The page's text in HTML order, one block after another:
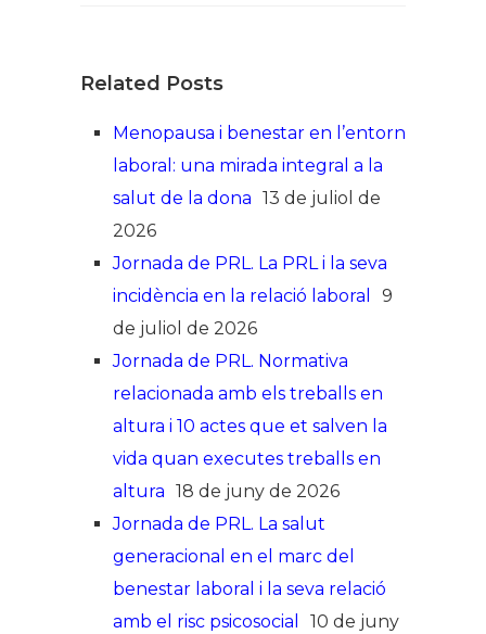
Related Posts
Menopausa i benestar en l’entorn
laboral: una mirada integral a la
salut de la dona 13 de juliol de
2026
Jornada de PRL. La PRL i la seva
incidència en la relació laboral
9
de juliol de 2026
Jornada de PRL. Normativa
relacionada amb els treballs en
altura i 10 actes que et salven la
vida quan executes treballs en
altura 18 de juny de 2026
Jornada de PRL. La salut
generacional en el marc del
benestar laboral i la seva relació
amb el risc psicosocial
10 de juny